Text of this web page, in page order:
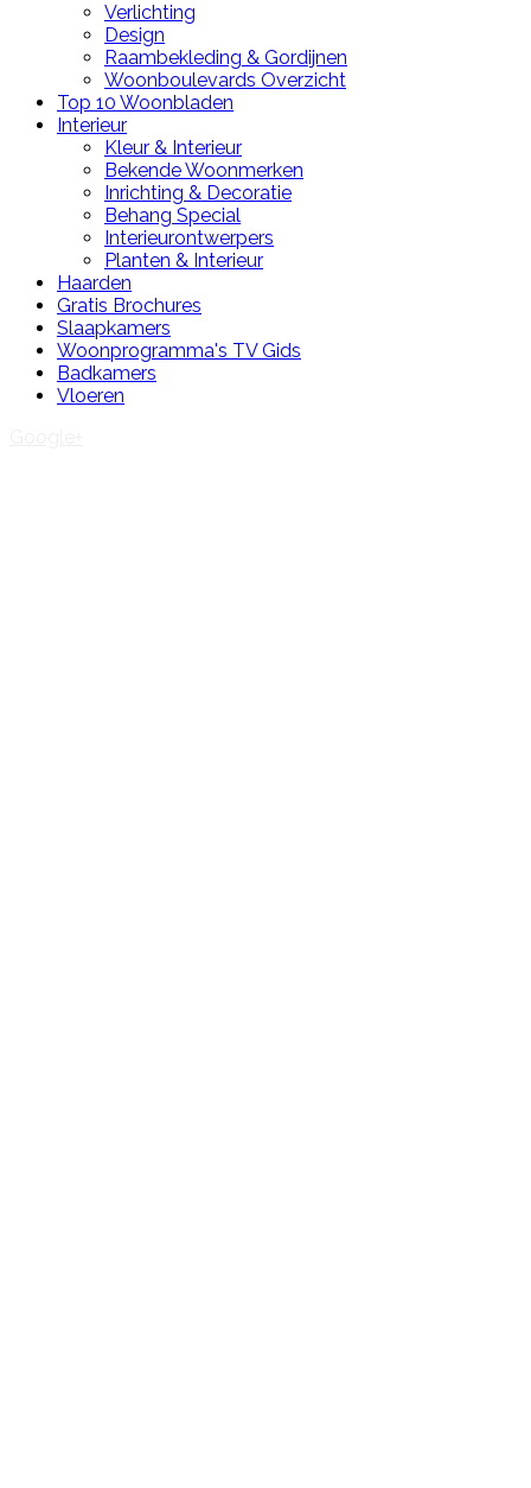
Verlichting
Design
Raambekleding & Gordijnen
Woonboulevards Overzicht
Top 10 Woonbladen
Interieur
Kleur & Interieur
Bekende Woonmerken
Inrichting & Decoratie
Behang Special
Interieurontwerpers
Planten & Interieur
Haarden
Gratis Brochures
Slaapkamers
Woonprogramma's TV Gids
Badkamers
Vloeren